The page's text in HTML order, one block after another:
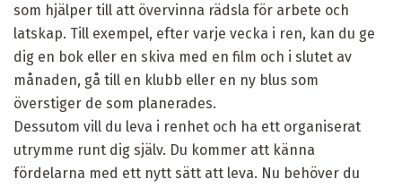
som hjälper till att övervinna rädsla för arbete och
latskap. Till exempel, efter varje vecka i ren, kan du ge
dig en bok eller en skiva med en film och i slutet av
månaden, gå till en klubb eller en ny blus som
överstiger de som planerades.
Dessutom vill du leva i renhet och ha ett organiserat
utrymme runt dig själv. Du kommer att känna
fördelarna med ett nytt sätt att leva. Nu behöver du